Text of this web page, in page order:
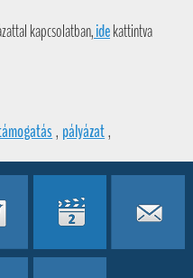
kapcsolatban,idekattintva
, pályázat,